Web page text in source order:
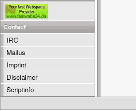
Contact
IRC
Mailus
Imprint
Disclaimer
Scriptinfo